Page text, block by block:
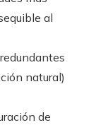
al
natural)
de